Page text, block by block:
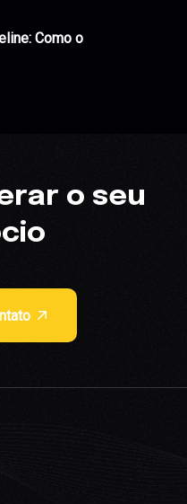
Como o
o seu